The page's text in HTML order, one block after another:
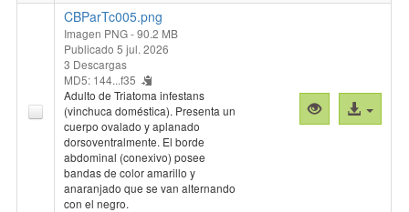
CBParTc005.png
Imagen PNG- 90.2 MB
Publicado 5 jul. 2026
3 Descargas
MD5: 144...f35
Adulto de Triatoma infestans
(vinchuca doméstica). Presenta un
cuerpo ovalado y aplanado
dorsoventralmente. El borde
abdominal (conexivo) posee
bandas de color amarillo y
anaranjado que se van alternando
con el negro.
Vista
previa
Acceso
al